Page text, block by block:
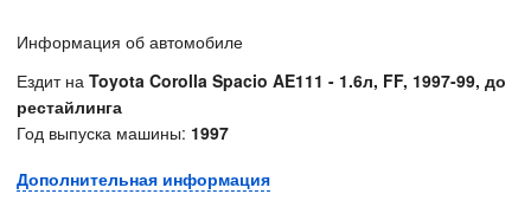
Информация об автомобиле
Ездит на Toyota Corolla Spacio AE111 - 1.6л, FF, 1997-99, до
рестайлинга
Год выпуска машины: 1997
Дополнительная информация